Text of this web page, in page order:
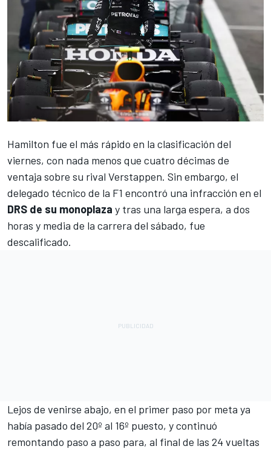
Hamilton fue el más rápido en la clasificación del
viernes, con nada menos que cuatro décimas de
ventaja sobre su rival Verstappen. Sin embargo, el
delegado técnico de la F1 encontró una infracción en el
DRS de su monoplaza y tras una larga espera, a dos
horas y media de la carrera del sábado, fue
descalificado.
Lejos de venirse abajo, en el primer paso por meta ya
había pasado del 20º al 16º puesto, y continuó
remontando paso a paso para, al final de las 24 vueltas